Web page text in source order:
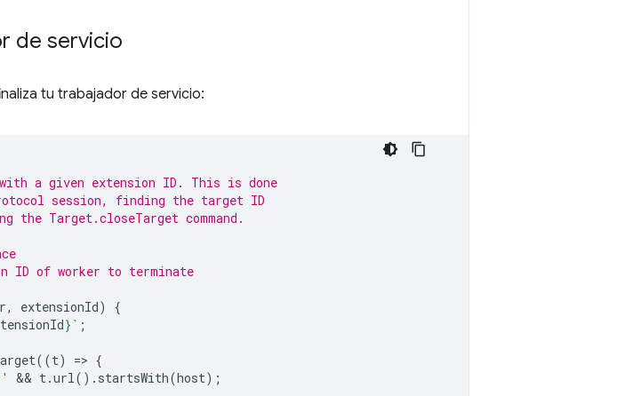
de servicio
tu trabajador de servicio:
a given extension ID. This is done
session, finding the target ID
the Target.closeTarget command.
ID of worker to terminate
, extensionId)
{
} ` ;
((t) => {
&& t.url(). startsWith(host);